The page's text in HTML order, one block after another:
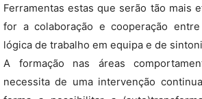
Ferramentas estas que serão tão mais
for a colaboração e cooperação
lógica de trabalho em equipa e de
A formação nas áreas
necessita de uma intervenção